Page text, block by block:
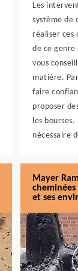
Les
système de
réaliser ces
de ce
vous
matière.
faire
proposer
les
nécessaire
Mayer
et ses